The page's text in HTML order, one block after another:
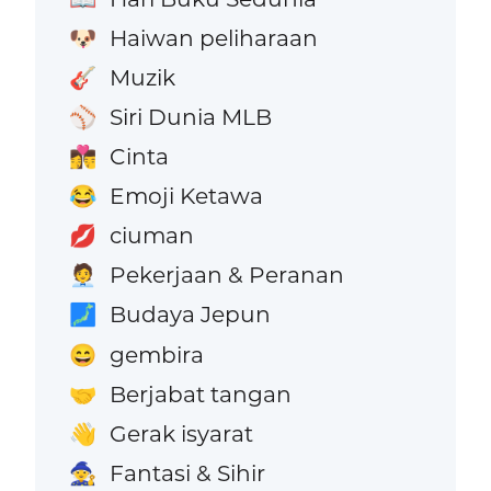
🐶 Haiwan peliharaan
🎸 Muzik
⚾ Siri Dunia MLB
👩‍❤️‍💋‍👨 Cinta
😂 Emoji Ketawa
💋 ciuman
🧑‍💼 Pekerjaan & Peranan
🗾 Budaya Jepun
😄 gembira
🤝 Berjabat tangan
👋 Gerak isyarat
🧙 Fantasi & Sihir